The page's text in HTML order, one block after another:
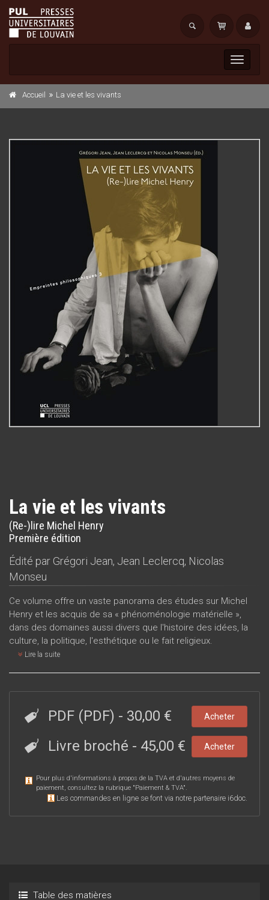
Toggle
Accueil La vie et les vivants
La vie et les vivants
(Re-)lire Michel Henry
Première édition
Édité par Grégori Jean, Jean Leclercq, Nicolas
Monseu
Ce volume offre un vaste panorama des études sur Michel
Henry et les acquis de sa « phénoménologie matérielle »,
dans des domaines aussi divers que l'histoire des idées, la
culture, la politique, l'esthétique ou le fait religieux.
Lire la suite
PDF (PDF) - 30,00 € Acheter
Livre broché - 45,00 € Acheter
Pour plus d'informations à propos de la TVA et d'autres moyens de
paiement, consultez la rubrique "Paiement & TVA".
Les commandes en ligne se font via notre partenaire i6doc.
Table des matières